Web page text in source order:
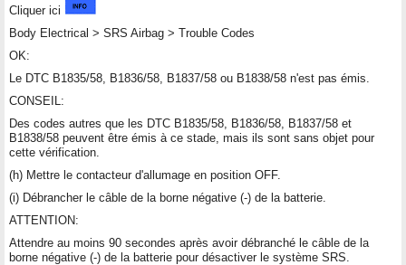
Cliquer ici
Body Electrical > SRS Airbag > Trouble Codes
OK:
Le DTC B1835/58, B1836/58, B1837/58 ou B1838/58 n'est pas émis.
CONSEIL:
Des codes autres que les DTC B1835/58, B1836/58, B1837/58 et
B1838/58 peuvent être émis à ce stade, mais ils sont sans objet pour
cette vérification.
(h) Mettre le contacteur d'allumage en position OFF.
(i) Débrancher le câble de la borne négative (-) de la batterie.
ATTENTION:
Attendre au moins 90 secondes après avoir débranché le câble de la
borne négative (-) de la batterie pour désactiver le système SRS.